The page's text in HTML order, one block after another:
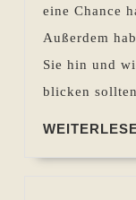
eine Chance
Außerdem
Sie hin und
blicken